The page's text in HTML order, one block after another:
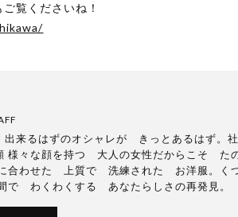
覧くださいね！
来るはずのオシャレが きっとあるはず。社
様々な顔を持つ 大人の女性だからこそ た
に合わせた 上質で 洗練された お洋服。く
で わくわくする あなたらしさの再発見。